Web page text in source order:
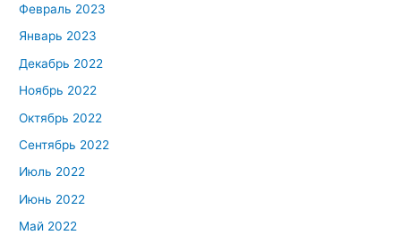
Февраль 2023
Январь 2023
Декабрь 2022
Ноябрь 2022
Октябрь 2022
Сентябрь 2022
Июль 2022
Июнь 2022
Май 2022